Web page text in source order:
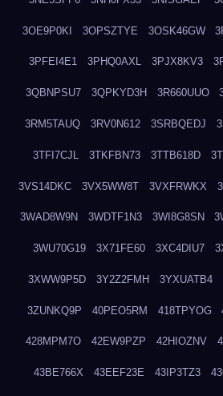
3OE9P0KI 3OPSZTYE 3OSK46GW
3PFEI4E1 3PHQ0AXL 3PJX8KV3
3QBNPSU7 3QPKYD3H 3R660UUO
3RM5TAUQ 3RV0N612 3SRBQEDJ
3TFI7CJL 3TKFBN73 3TTB618D
3VS14DKC 3VX5WW8T 3VXFRWKX
3WAD8W9N 3WDTF1N3 3WI8G8SN
3WU70G19 3X71FE60 3XC4DIU7
3XWW9P5D 3Y2Z2FMH 3YXUATB4
3ZUNKQ9P 40PEO5RM 418TPYOG
428MPM7O 42EW9PZP 42HIOZNV
43BE766X 43EEF23E 43IP3TZ3